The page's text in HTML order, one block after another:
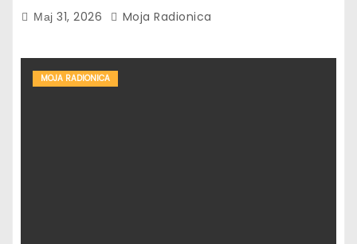
Мај 31, 2026 Moja Radionica
MOJA RADIONICA